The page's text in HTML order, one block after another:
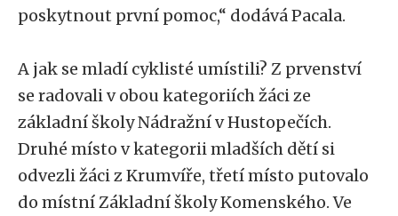
poskytnout první pomoc,“ dodává Pacala.
A jak se mladí cyklisté umístili? Z prvenství
se radovali v obou kategoriích žáci ze
základní školy Nádražní v Hustopečích.
Druhé místo v kategorii mladších dětí si
odvezli žáci z Krumvíře, třetí místo putovalo
do místní Základní školy Komenského. Ve